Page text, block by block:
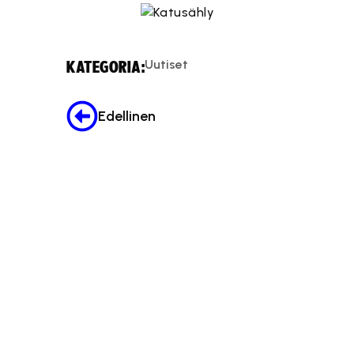
KATEGORIA:Uutiset
Edellinen